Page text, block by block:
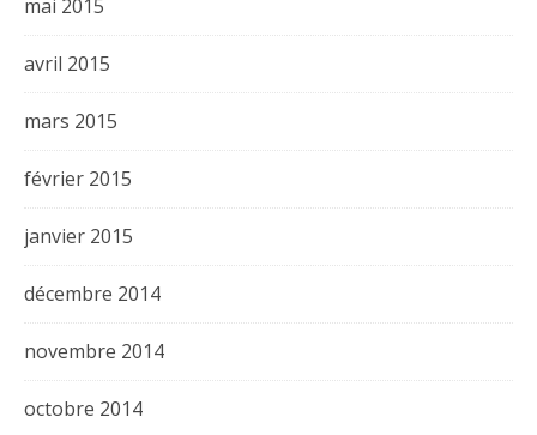
mai 2015
avril 2015
mars 2015
février 2015
janvier 2015
décembre 2014
novembre 2014
octobre 2014